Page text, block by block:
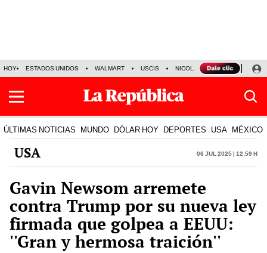
HOY ESTADOS UNIDOS WALMART USCIS NICOLÁS MADURO P-8
ÚLTIMAS NOTICIAS MUNDO DÓLAR HOY DEPORTES USA MÉXICO
USA 06 Jul 2025 | 12:59 h
Gavin Newsom arremete
contra Trump por su nueva ley
firmada que golpea a EEUU:
''Gran y hermosa traición''